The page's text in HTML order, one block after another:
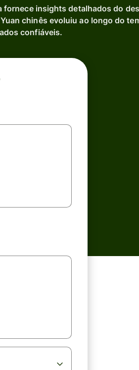
insights detalhados do
chinês evoluiu ao longo do
confiáveis.